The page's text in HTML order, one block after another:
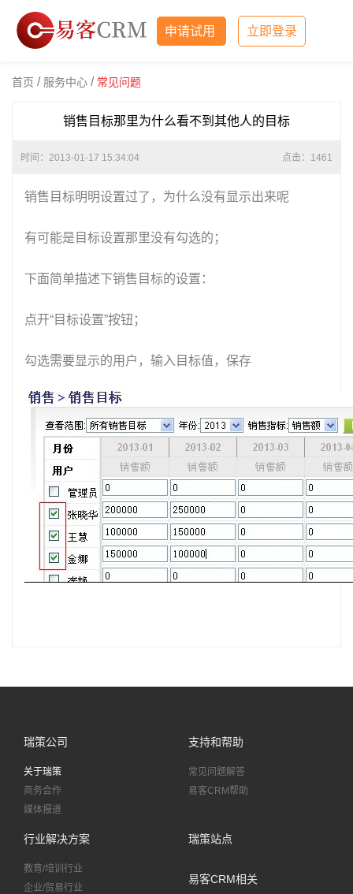
申请试用 立即登录
首页 / 服务中心 / 常见问题
销售目标那里为什么看不到其他人的目标
时间：2013-01-17 15:34:04 点击： 1461
销售目标明明设置过了，为什么没有显示出来呢
有可能是目标设置那里没有勾选的；
下面简单描述下销售目标的设置：
点开“目标设置”按钮；
勾选需要显示的用户，输入目标值，保存
瑞策公司
关于瑞策
商务合作
媒体报道
支持和帮助
常见问题解答
易客CRM帮助
行业解决方案
教育/培训行业
企业/贸易行业
瑞策站点
易客CRM相关